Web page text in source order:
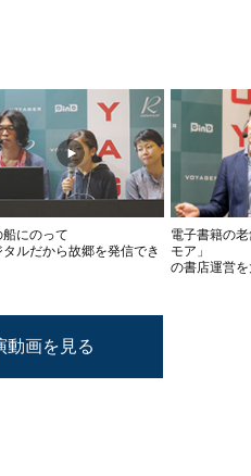
船にのって
タルだから故郷を発信でき
電子書籍の
モア」
の書店運営
動画を見る